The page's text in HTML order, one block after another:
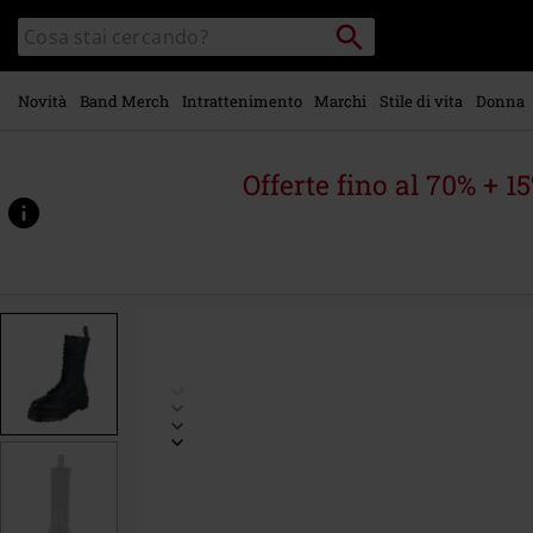
contenuto
principale
Cerca
nel
catalogo
Cerca
Punto
di
ritiro
Novità Band Merch Intrattenimento Marchi Stile di vita Donna
Offerte fino al 70% +
www.emp-
p/1b99-